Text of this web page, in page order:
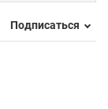
Подписаться